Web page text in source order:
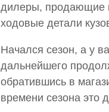
дилеры, продающие
ходовые детали
Начался сезон, а у
дальнейшего
обратившись в
времени сезона это